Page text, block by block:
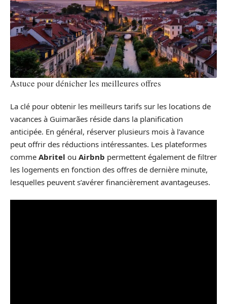
Astuce pour dénicher les meilleures offres
La clé pour obtenir les meilleurs tarifs sur les locations de
vacances à Guimarães réside dans la planification
anticipée. En général, réserver plusieurs mois à l’avance
peut offrir des réductions intéressantes. Les plateformes
comme Abritel ou Airbnb permettent également de filtrer
les logements en fonction des offres de dernière minute,
lesquelles peuvent s’avérer financièrement avantageuses.